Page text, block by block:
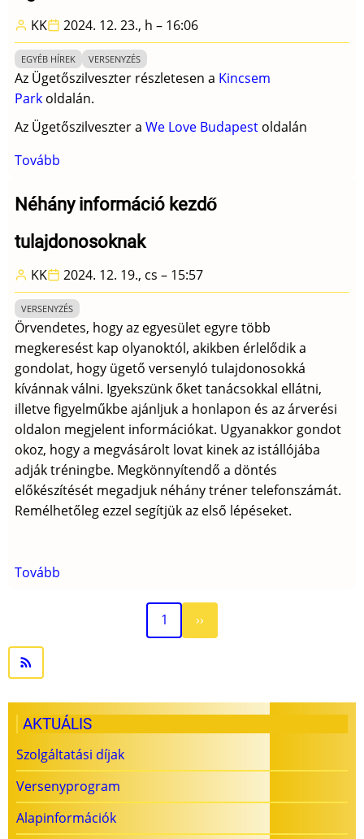
KK 2024. 12. 23., h – 16:06
EGYÉB HÍREK VERSENYZÉS
Az Ügetőszilveszter részletesen a Kincsem
Park oldalán.
Az Ügetőszilveszter a We Love Budapest oldalán
Tovább
2024)
Néhány információ kezdő
tulajdonosoknak
KK 2024. 12. 19., cs – 15:57
VERSENYZÉS
Örvendetes, hogy az egyesület egyre több
megkeresést kap olyanoktól, akikben érlelődik a
gondolat, hogy ügető versenyló tulajdonosokká
kívánnak válni. Igyekszünk őket tanácsokkal ellátni,
illetve figyelműkbe ajánljuk a honlapon és az árverési
oldalon megjelent információkat. Ugyanakkor gondot
okoz, hogy a megvásárolt lovat kinek az istállójába
adják tréningbe. Megkönnyítendő a döntés
előkészítését megadjuk néhány tréner telefonszámát.
Remélhetőleg ezzel segítjük az első lépéseket.
Tovább
tulajdonosoknak)
1
oldal
››
AKTUÁLIS
Szolgáltatási díjak
Versenyprogram
Alapinformációk